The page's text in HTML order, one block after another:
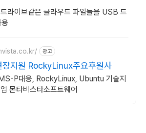
라이브같은 클라우드 파일들을 USB 드
광고
지원 RockyLinux주요후원사
P대응, RockyLinux, Ubuntu 기술지
몬타비스타소프트웨어